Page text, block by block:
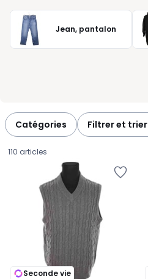
Jean, pantalon
Catégories Filtrer et trier
110 articles
Seconde vie